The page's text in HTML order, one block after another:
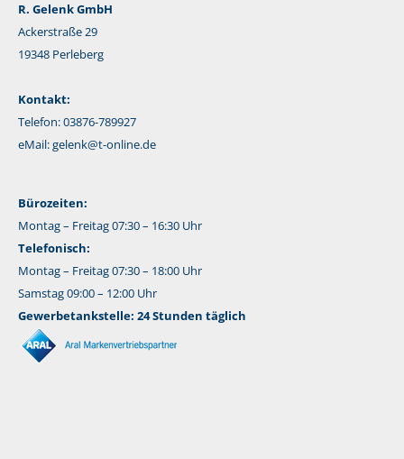
R. Gelenk GmbH
Ackerstraße 29
19348 Perleberg
Kontakt:
Telefon: 03876-789927
eMail:gelenk@t-online.de
Bürozeiten:
Montag – Freitag 07:30 – 16:30 Uhr
Telefonisch:
Montag – Freitag 07:30 – 18:00 Uhr
Samstag 09:00 – 12:00 Uhr
Gewerbetankstelle: 24 Stunden täglich